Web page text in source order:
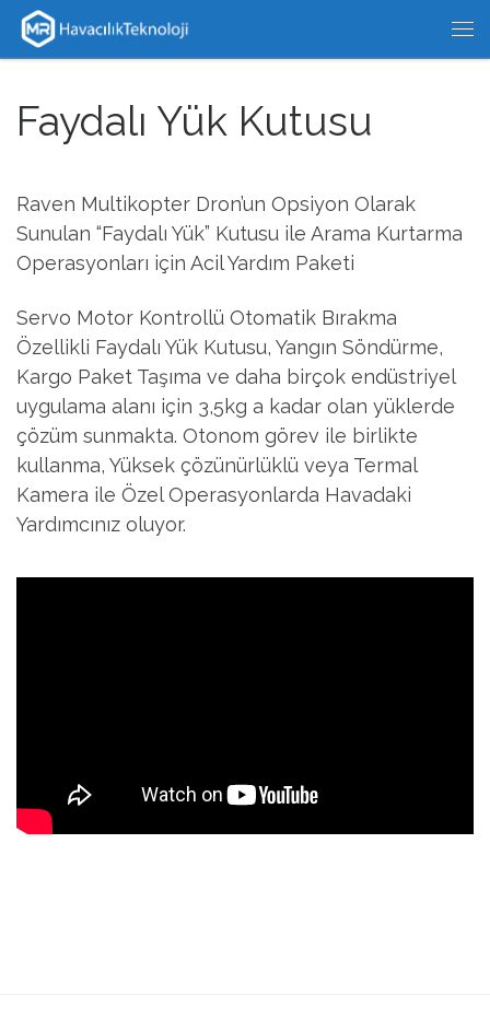
Skip to content
Faydalı Yük Kutusu
Raven Multikopter Dron’un Opsiyon Olarak
Sunulan “Faydalı Yük” Kutusu ile Arama Kurtarma
Operasyonları için Acil Yardım Paketi
Servo Motor Kontrollü Otomatik Bırakma
Özellikli Faydalı Yük Kutusu, Yangın Söndürme,
Kargo Paket Taşıma ve daha birçok endüstriyel
uygulama alanı için 3,5kg a kadar olan yüklerde
çözüm sunmakta. Otonom görev ile birlikte
kullanma, Yüksek çözünürlüklü veya Termal
Kamera ile Özel Operasyonlarda Havadaki
Yardımcınız oluyor.